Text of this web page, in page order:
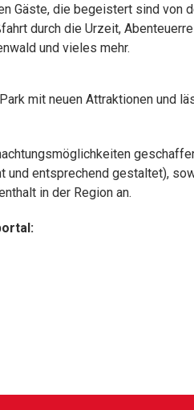
Gäste, die begeistert sind von
durch die Urzeit,
und vieles mehr.
mit neuen Attraktionen und
und entsprechend gestaltet),
in der Region an.